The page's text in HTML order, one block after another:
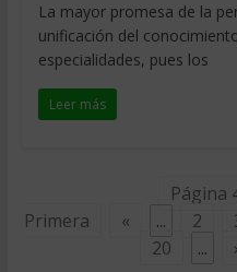
La mayor promesa de la
unificación del
especialidades, pues los
Leer más
Página
Primera
« ... 2
20
...